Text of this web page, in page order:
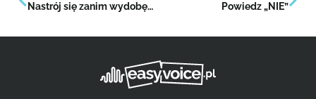
Nastrój się zanim wydobędziesz dźwięk Powiedz „NIE”